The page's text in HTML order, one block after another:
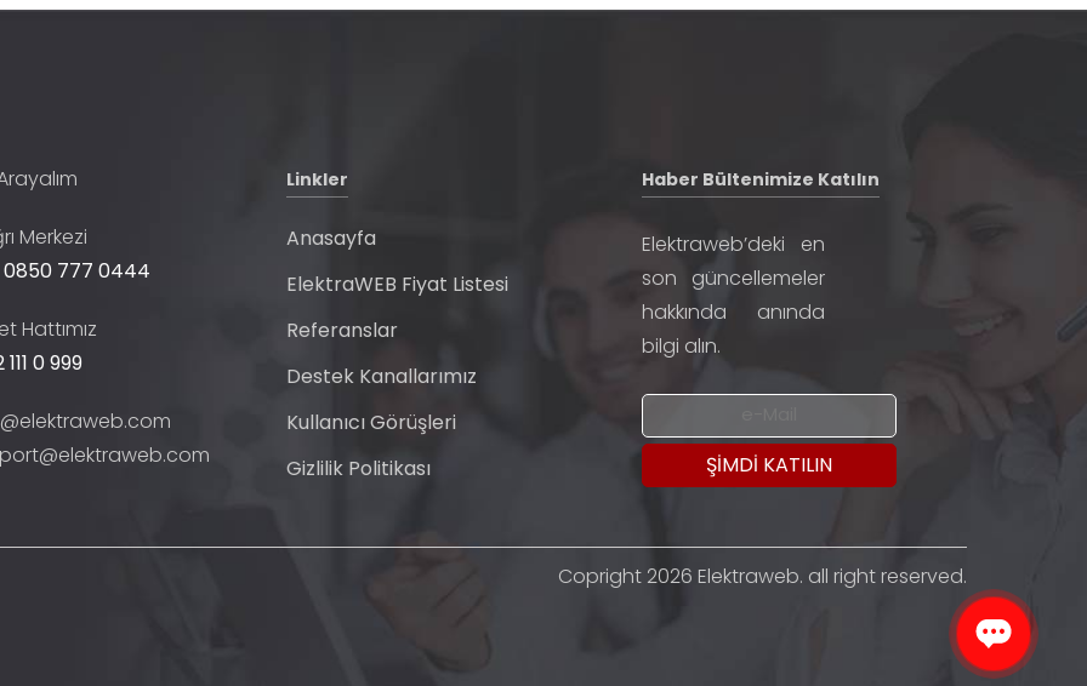
Merkezi
0850 777 0444
Hattımız
0 999
Linkler
Anasayfa
ElektraWEB Fiyat Listesi
Referanslar
Destek Kanallarımız
Kullanıcı Görüşleri
Gizlilik Politikası
Haber Bültenimize Katılın
Elektraweb’deki en
son güncellemeler
hakkında anında
bilgi alın.
Copright 2026 Elektraweb. all right reserved.